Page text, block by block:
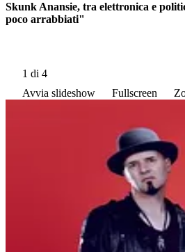
Skunk Anansie, tra elettronica e
poco arrabbiati"
1 di 4
Avvia slideshow
Fullscreen